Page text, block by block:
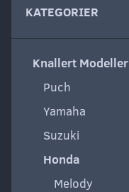
KATEGORIER
Knallert Modeller
Puch
Yamaha
Suzuki
Honda
Melody